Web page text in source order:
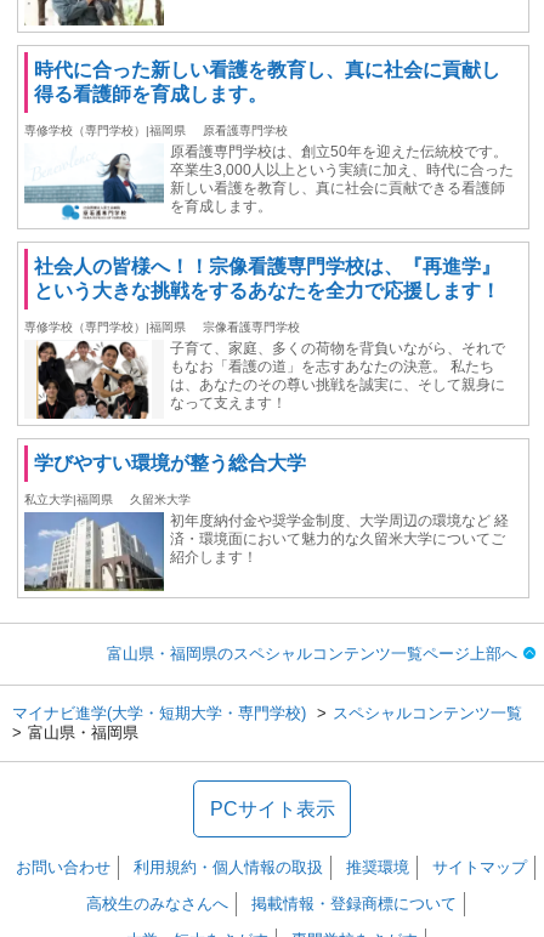
時代に合った新しい看護を教育し、真に社会に貢献し
得る看護師を育成します。
専修学校（専門学校）|福岡県 原看護専門学校
原看護専門学校は、創立50年を迎えた伝統校です。
卒業生3,000人以上という実績に加え、時代に合った
新しい看護を教育し、真に社会に貢献できる看護師
を育成します。
社会人の皆様へ！！宗像看護専門学校は、『再進学』
という大きな挑戦をするあなたを全力で応援します！
専修学校（専門学校）|福岡県 宗像看護専門学校
子育て、家庭、多くの荷物を背負いながら、それで
もなお「看護の道」を志すあなたの決意。 私たち
は、あなたのその尊い挑戦を誠実に、そして親身に
なって支えます！
学びやすい環境が整う総合⼤学
私立大学|福岡県 久留米大学
初年度納付⾦や奨学⾦制度、大学周辺の環境など 経
済・環境⾯において魅力的な久留米大学についてご
紹介します！
富山県・福岡県のスペシャルコンテンツ一覧ページ上部へ
マイナビ進学(大学・短期大学・専門学校)
スペシャルコンテンツ一覧
富山県・福岡県
PCサイト表示
お問い合わせ 利用規約・個人情報の取扱 推奨環境
サイトマップ
高校生のみなさんへ
掲載情報・登録商標について